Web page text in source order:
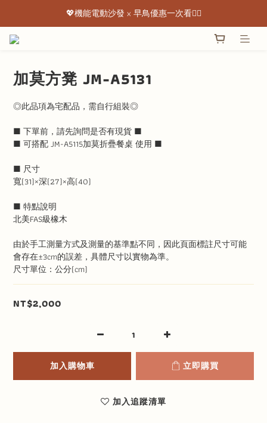
💖機能電動沙發 x 早鳥優惠一次看👇🏻
💖機能電動沙發 x 早鳥優惠一次看👇🏻
加莫方凳 JM-A5131
◎此品項為宅配品，需自行組裝◎
■ 下單前，請先詢問是否有現貨 ■
■ 可搭配 JM-A5115加莫折疊餐桌 使用 ■
■ 尺寸
寬(31)×深(27)×高(40)
■ 特點說明
北美FAS級橡木
由於手工測量方式及測量的基準點不同，因此頁面標註尺寸可能
會存在±3cm的誤差，具體尺寸以實物為準。
尺寸單位：公分(cm)
NT$2,000
加入購物車 立即購買
加入追蹤清單